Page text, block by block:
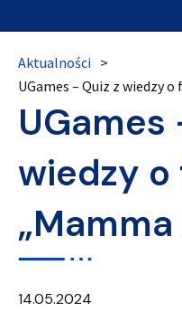
Aktualności >
UGames – Quiz z wiedzy
UGames
wiedzy o
„Mamma
14.05.2024